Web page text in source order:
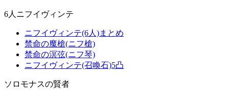
6人ニフイヴィンテ
ニフイヴィンテ(6人)まとめ
禁命の魔槍(ニフ槍)
禁命の溟弦(ニフ琴)
ニフイヴィンテ(召喚石)5凸
ソロモナスの賢者